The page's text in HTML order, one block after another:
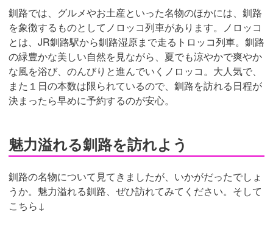
釧路では、グルメやお土産といった名物のほかには、釧路
を象徴するものとしてノロッコ列車があります。ノロッコ
とは、JR釧路駅から釧路湿原まで走るトロッコ列車。釧路
の緑豊かな美しい自然を見ながら、夏でも涼やかで爽やか
な風を浴び、のんびりと進んでいくノロッコ。大人気で、
また１日の本数は限られているので、釧路を訪れる日程が
決まったら早めに予約するのが安心。
魅力溢れる釧路を訪れよう
釧路の名物について見てきましたが、いかがだったでしょ
うか。魅力溢れる釧路、ぜひ訪れてみてください。そして
こちら↓